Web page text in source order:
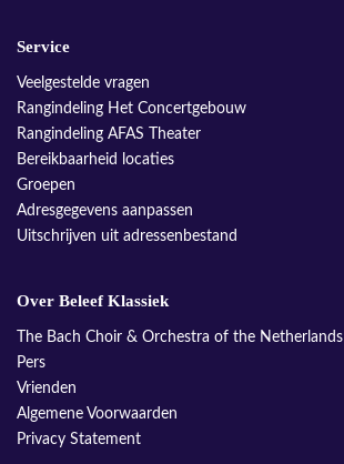
Service
Veelgestelde vragen
Rangindeling Het Concertgebouw
Rangindeling AFAS Theater
Bereikbaarheid locaties
Groepen
Adresgegevens aanpassen
Uitschrijven uit adressenbestand
Over Beleef Klassiek
The Bach Choir & Orchestra of the Netherlands
Pers
Vrienden
Algemene Voorwaarden
Privacy Statement